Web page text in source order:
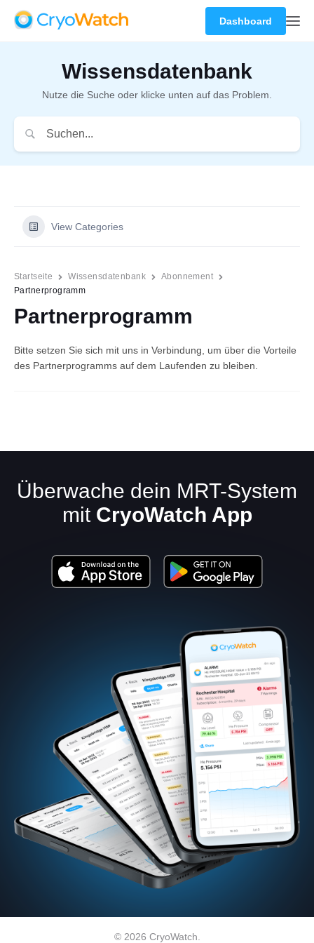
Deutsch
Dashboard
Wissensdatenbank
Nutze die Suche oder klicke unten auf das Problem.
View Categories
Startseite Wissensdatenbank
Abonnement
Partnerprogramm
Partnerprogramm
Bitte setzen Sie sich mit uns in Verbindung, um über die Vorteile
des Partnerprogramms auf dem Laufenden zu bleiben.
Überwache dein MRT-System
mit CryoWatch App
© 2026 CryoWatch.